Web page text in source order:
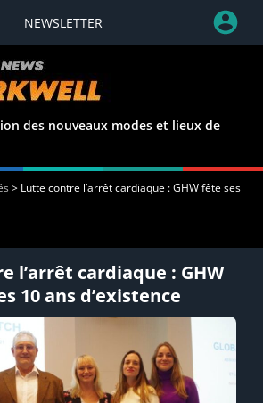
NEWSLETTER
des nouveaux modes et lieux de
> Lutte contre l’arrêt cardiaque : GHW fête ses
l’arrêt cardiaque : GHW
10 ans d’existence